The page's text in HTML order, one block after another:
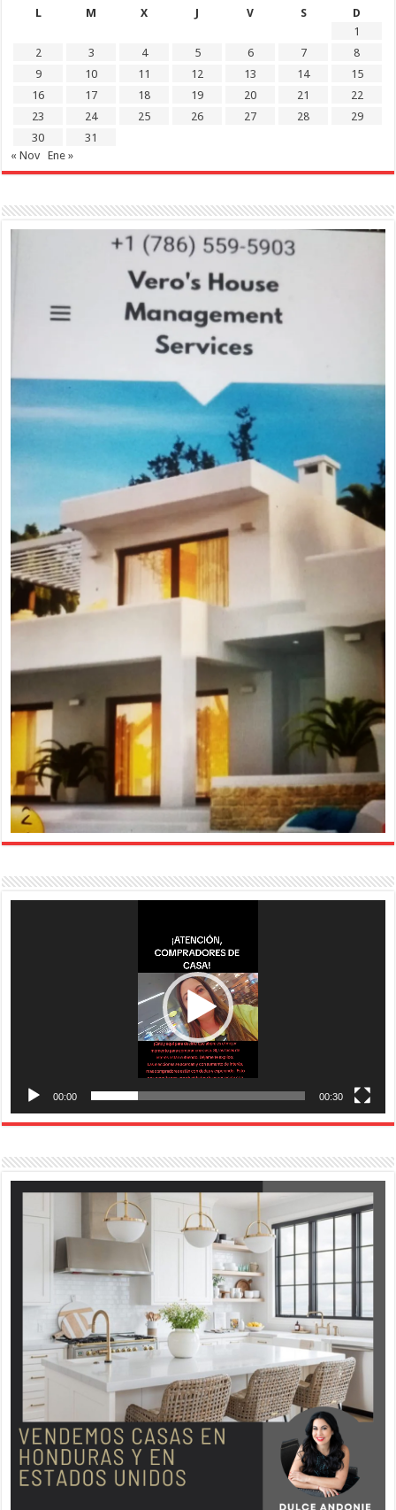
L
M X J V S
D
1
2
3 4 5 6 7
8
9
10 11 12 13 14
15
16
17 18 19 20 21
22
23
24 25 26 27 28
29
30
31
« Nov
Ene »
00:00 00:30